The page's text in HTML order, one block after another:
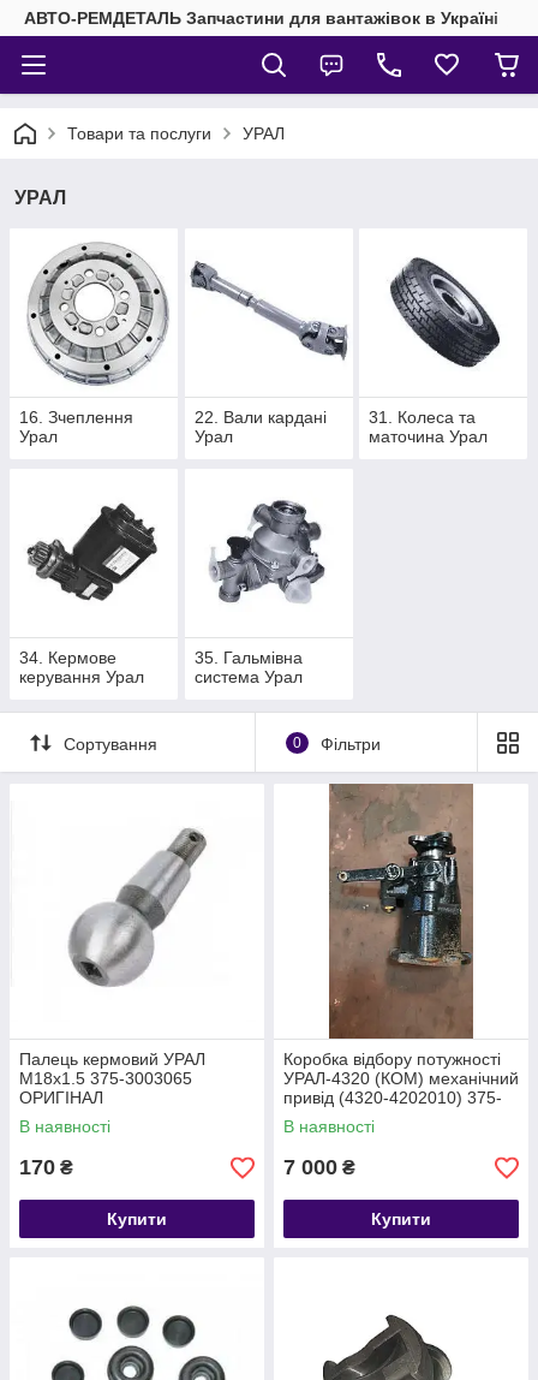
АВТО-РЕМДЕТАЛЬ Запчастини для вантажівок в Україні
Товари та послуги УРАЛ
УРАЛ
16. Зчеплення
Урал
22. Вали кардані
Урал
31. Колеса та
маточина Урал
34. Кермове
керування Урал
35. Гальмівна
система Урал
Сортування 0 Фільтри
Палець кермовий УРАЛ
М18х1.5 375-3003065
ОРИГІНАЛ
В наявності
170 ₴
Купити
Коробка відбору потужності
УРАЛ-4320 (КОМ) механічний
привід (4320-4202010) 375-
4202010
В наявності
7 000 ₴
Купити